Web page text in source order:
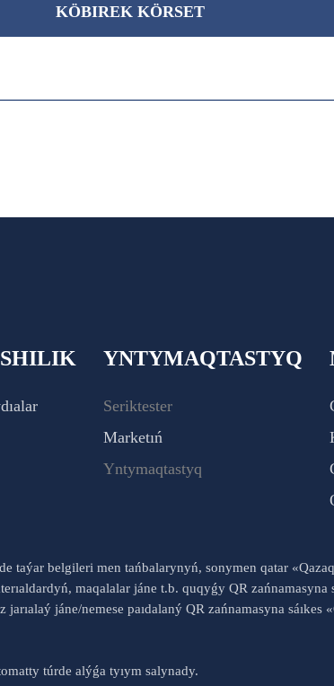
KÖBІREK KÖRSET
YNTYMAQTASTYQ
Seriktester
Marketıń
Yntymaqtastyq
taýar belgileri men tańbalarynyń, sonymen qatar
maqalalar jáne t.b. quqyǵy QR zańnamasyna
jáne/nemese paıdalaný QR zańnamasyna sáıkes
túrde alýǵa tyıym salynady.